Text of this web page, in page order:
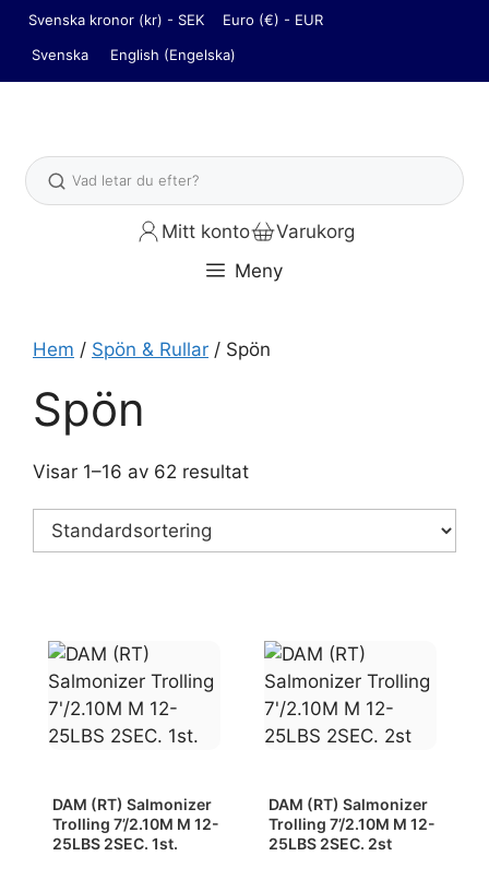
Hoppa
innehåll
Svenska kronor (kr) - SEK Euro (€) - EUR
Svenska English (Engelska)
Mitt konto
Varukorg
Meny
Hem / Spön & Rullar / Spön
Spön
Visar 1–16 av 62 resultat
DAM (RT) Salmonizer
Trolling 7’/2.10M M 12-
25LBS 2SEC. 1st.
DAM (RT) Salmonizer
Trolling 7’/2.10M M 12-
25LBS 2SEC. 2st